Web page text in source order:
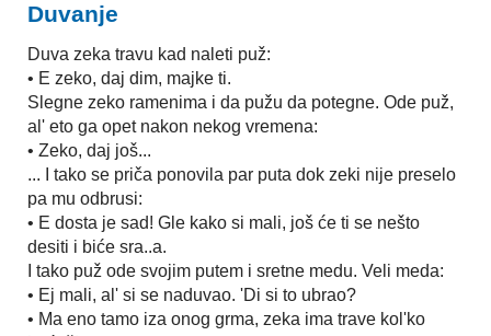
Duvanje
Duva zeka travu kad naleti puž:
• E zeko, daj dim, majke ti.
Slegne zeko ramenima i da pužu da potegne. Ode puž,
al' eto ga opet nakon nekog vremena:
• Zeko, daj još...
... I tako se priča ponovila par puta dok zeki nije preselo
pa mu odbrusi:
• E dosta je sad! Gle kako si mali, još će ti se nešto
desiti i biće sra..a.
I tako puž ode svojim putem i sretne medu. Veli meda:
• Ej mali, al' si se naduvao. 'Di si to ubrao?
• Ma eno tamo iza onog grma, zeka ima trave kol'ko